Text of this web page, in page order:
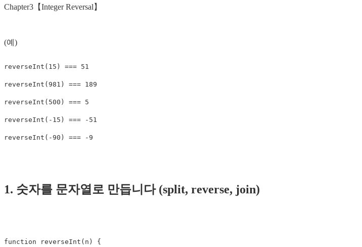
Chapter3【Integer Reversal】
(예)
reverseInt ( 15 ) === 51
reverseInt ( 981 ) === 189
reverseInt ( 500 ) === 5
reverseInt ( - 15 ) === - 51
reverseInt ( -90 ) === -9
1. 숫자를 문자열로 만듭니다 (split, reverse, join)
function reverseInt ( n ) {